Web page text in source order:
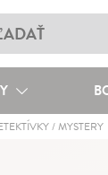
/ MYSTERY